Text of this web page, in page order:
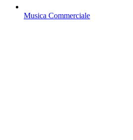
Musica Commerciale